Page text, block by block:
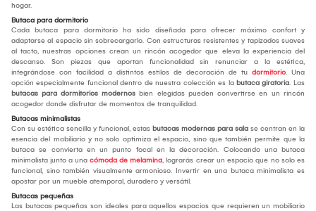
hogar.
Butaca para dormitorio
Cada butaca para dormitorio ha sido diseñada para ofrecer máximo confort y
adaptarse al espacio sin sobrecargarlo. Con estructuras resistentes y tapizados suaves
al tacto, nuestras opciones crean un rincón acogedor que eleva la experiencia del
descanso. Son piezas que aportan funcionalidad sin renunciar a la estética,
integrándose con facilidad a distintos estilos de decoración de tu dormitorio. Una
opción especialmente funcional dentro de nuestra colección es la butaca giratoria. Las
butacas para dormitorios modernos bien elegidas pueden convertirse en un rincón
acogedor donde disfrutar de momentos de tranquilidad.
Butacas minimalistas
Con su estética sencilla y funcional, estas butacas modernas para sala se centran en la
esencia del mobiliario y no solo optimiza el espacio, sino que también permite que la
butaca se convierta en un punto focal en la decoración. Colocando una butaca
minimalista junto a una cómoda de melamina, lograrás crear un espacio que no solo es
funcional, sino también visualmente armonioso. Invertir en una butaca minimalista es
apostar por un mueble atemporal, duradero y versátil.
Butacas pequeñas
Las butacas pequeñas son ideales para aquellos espacios que requieren un mobiliario